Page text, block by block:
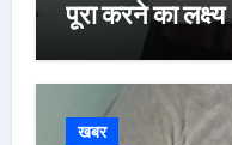
पूरा करने का लक्ष्य
खबर